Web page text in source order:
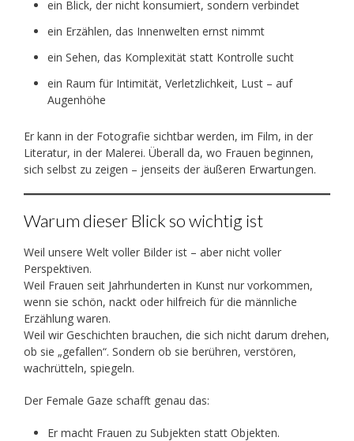
ein Blick, der nicht konsumiert, sondern verbindet
ein Erzählen, das Innenwelten ernst nimmt
ein Sehen, das Komplexität statt Kontrolle sucht
ein Raum für Intimität, Verletzlichkeit, Lust – auf
Augenhöhe
Er kann in der Fotografie sichtbar werden, im Film, in der
Literatur, in der Malerei. Überall da, wo Frauen beginnen,
sich selbst zu zeigen – jenseits der äußeren Erwartungen.
Warum dieser Blick so wichtig ist
Weil unsere Welt voller Bilder ist – aber nicht voller
Perspektiven.
Weil Frauen seit Jahrhunderten in Kunst nur vorkommen,
wenn sie schön, nackt oder hilfreich für die männliche
Erzählung waren.
Weil wir Geschichten brauchen, die sich nicht darum drehen,
ob sie „gefallen“. Sondern ob sie berühren, verstören,
wachrütteln, spiegeln.
Der Female Gaze schafft genau das:
Er macht Frauen zu Subjekten statt Objekten.